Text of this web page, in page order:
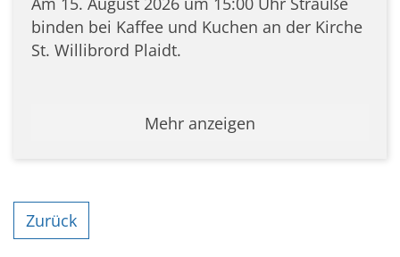
binden bei Kaffee und Kuchen an der Kirche
St. Willibrord Plaidt.
Mehr anzeigen
Zurück